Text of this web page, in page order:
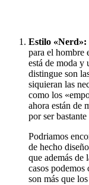
Estilo «Nerd»:
para el hombre
está de moda y
distingue son
siquieran las
como los
ahora están de
por ser bastante
Podriamos
de hecho
que además de
casos
son más que